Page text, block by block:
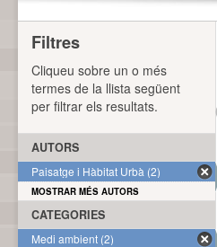
Filtres
Cliqueu sobre un o més
termes de la llista següent
per filtrar els resultats.
AUTORS
Paisatge i Hàbitat Urbà (2)
MOSTRAR MÉS AUTORS
CATEGORIES
Medi ambient (2)